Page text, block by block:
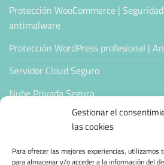
Gestionar el
las cookies
Para ofrecer las mejores experiencias, utilizamos
para almacenar y/o acceder a la información del
Protección WooCommerce |
antimalware
Protección WordPress profesional |
Servidor Cloud Seguro
Nube Privada Segura
CONFIANZA & ESPECIALIZACIÓN